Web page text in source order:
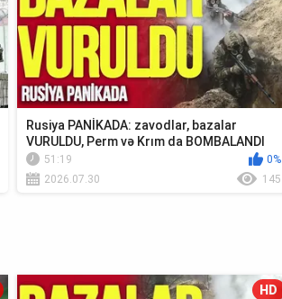
Rusiya PANİKADA: zavodlar, bazalar
VURULDU, Perm və Krım da BOMBALANDI
51:19
0%
2026.07.30
145
HD